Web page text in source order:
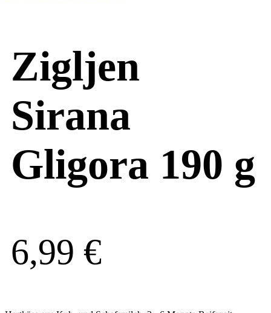
Zigljen
Sirana
Gligora 190 g
6,99 €